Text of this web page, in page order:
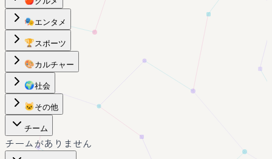
🎭エンタメ
🏆スポーツ
🎨カルチャー
🌍社会
🐱 その他
チーム
チームがありません